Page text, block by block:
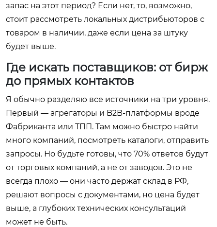
запас на этот период? Если нет, то, возможно,
стоит рассмотреть локальных дистрибьюторов с
товаром в наличии, даже если цена за штуку
будет выше.
Где искать поставщиков: от бирж
до прямых контактов
Я обычно разделяю все источники на три уровня.
Первый — агрегаторы и B2B-платформы вроде
Фабриканта или ТПП. Там можно быстро найти
много компаний, посмотреть каталоги, отправить
запросы. Но будьте готовы, что 70% ответов будут
от торговых компаний, а не от заводов. Это не
всегда плохо — они часто держат склад в РФ,
решают вопросы с документами, но цена будет
выше, а глубоких технических консультаций
может не быть.